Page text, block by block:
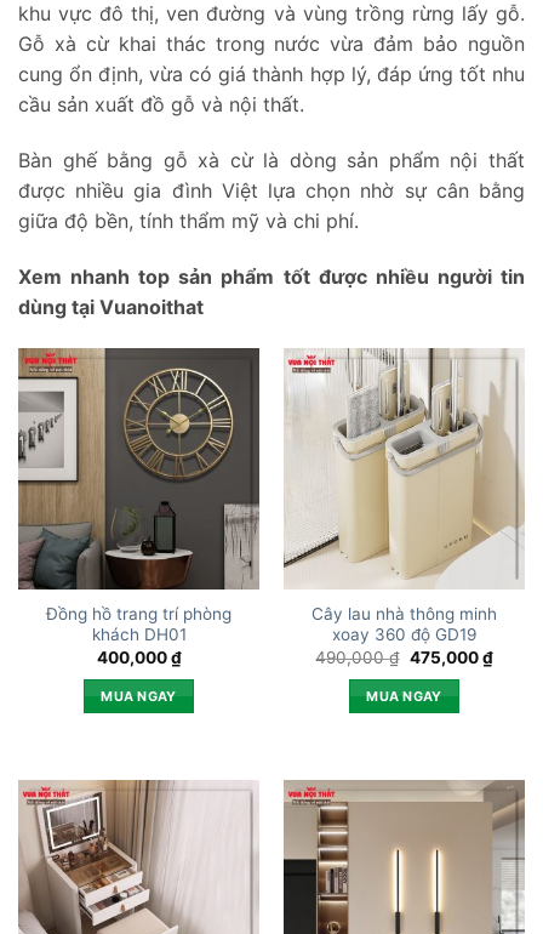
khu vực đô thị, ven đường và vùng trồng rừng lấy gỗ.
Gỗ xà cừ khai thác trong nước vừa đảm bảo nguồn
cung ổn định, vừa có giá thành hợp lý, đáp ứng tốt nhu
cầu sản xuất đồ gỗ và nội thất.
Bàn ghế bằng gỗ xà cừ là dòng sản phẩm nội thất
được nhiều gia đình Việt lựa chọn nhờ sự cân bằng
giữa độ bền, tính thẩm mỹ và chi phí.
Xem nhanh top sản phẩm tốt được nhiều người tin
dùng tại Vuanoithat
Đồng hồ trang trí phòng
khách DH01
400,000₫
MUA NGAY
Cây lau nhà thông minh
xoay 360 độ GD19
490,000₫ Giá
là:
490,000 ₫.
475,000₫Giá
hiện
MUA NGAY